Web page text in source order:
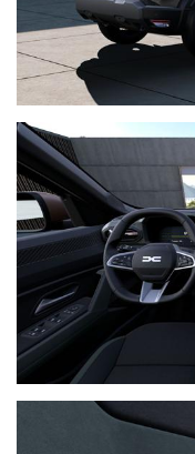
pretensionatori
sedili esterni della
Cintura di sicurezza a
Punti di ancoraggio
Segnalatore cinture
Poggiatesta di
Tre poggiatesta sulla
Sistema di avviso di
corsia
Sensori di
Telecamera posteriore
Sistema di
Servosterzo
Volante regolabile